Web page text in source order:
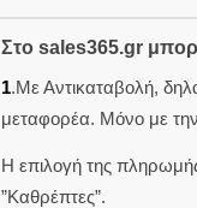
Στο sales365.gr
1.Με Αντικαταβολή,
μεταφορέα. Μόνο με
Η επιλογή της πληρωμής
”Καθρέπτες”.